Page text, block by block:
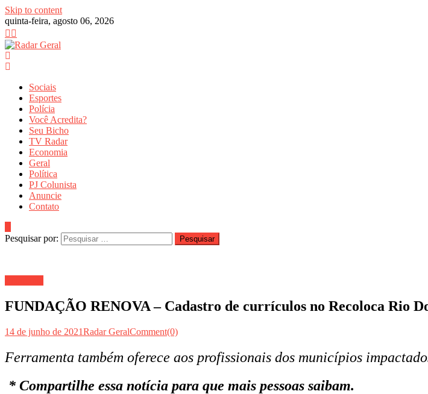
Skip to content
quinta-feira, agosto 06, 2026
Sociais
Esportes
Polícia
Você Acredita?
Seu Bicho
TV Radar
Economia
Geral
Política
PJ Colunista
Anuncie
Contato
Pesquisar por:
FUNDAÇÃO RENOVA – Cadastro de currículos no Recoloca Rio
14 de junho de 2021Radar GeralComment(0)
Ferramenta também oferece aos profissionais dos municípios
* Compartilhe essa notícia para que mais pessoas saibam.